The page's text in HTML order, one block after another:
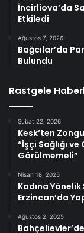
İncirliova’da
Etkiledi
Ağustos 7, 2026
Bağcılar’da
Bulundu
Rastgele
Şubat 22, 2026
Kesk’ten
“İşçi Sağlığı
Görülmemeli”
Nisan 18, 2025
Kadına
Erzincan’da
Ağustos 2, 2025